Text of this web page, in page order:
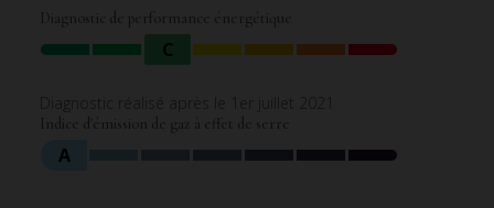
Diagnostic de performance énergétique
C
Diagnostic réalisé après le 1er juillet 2021
Indice d'émission de gaz à effet de serre
A